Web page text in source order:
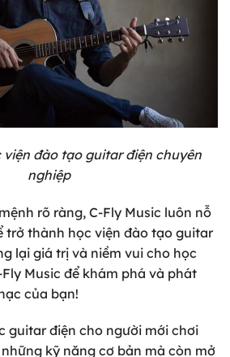
viện đào tạo guitar điện chuyên
nghiệp
rõ ràng, C-Fly Music luôn nỗ
trở thành học viện đào tạo guitar
lại giá trị và niềm vui cho học
Music để khám phá và phát
của bạn!
guitar điện cho người mới chơi
kỹ năng cơ bản mà còn mở